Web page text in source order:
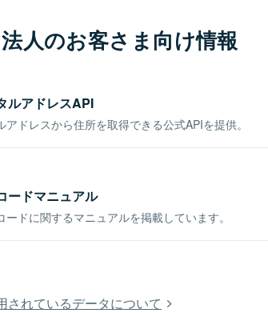
人のお客さま向け情報
ルアドレスAPI
ドレスから住所を取得できる公式APIを提供。
ードマニュアル
ドに関するマニュアルを掲載しています。
されているデータについて